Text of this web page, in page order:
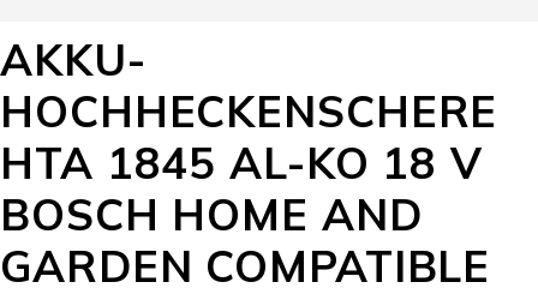
AKKU-
HOCHHECKENSCHERE
HTA 1845 AL-KO 18 V
BOSCH HOME AND
GARDEN COMPATIBLE